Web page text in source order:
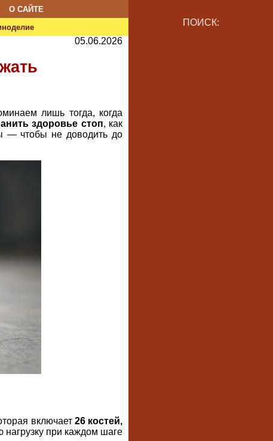
О САЙТЕ
ПОИСК:
05.06.2026
лишь тогда, когда
здоровье стоп, как
— чтобы не доводить до
включает 26 костей,
при каждом шаге